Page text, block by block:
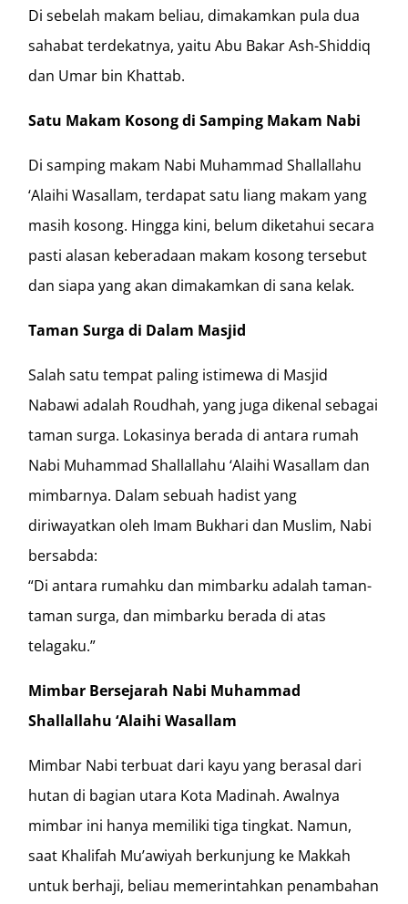
Di sebelah makam beliau, dimakamkan pula dua
sahabat terdekatnya, yaitu Abu Bakar Ash-Shiddiq
dan Umar bin Khattab.
Satu Makam Kosong di Samping Makam Nabi
Di samping makam Nabi Muhammad Shallallahu
‘Alaihi Wasallam, terdapat satu liang makam yang
masih kosong. Hingga kini, belum diketahui secara
pasti alasan keberadaan makam kosong tersebut
dan siapa yang akan dimakamkan di sana kelak.
Taman Surga di Dalam Masjid
Salah satu tempat paling istimewa di Masjid
Nabawi adalah Roudhah, yang juga dikenal sebagai
taman surga. Lokasinya berada di antara rumah
Nabi Muhammad Shallallahu ‘Alaihi Wasallam dan
mimbarnya. Dalam sebuah hadist yang
diriwayatkan oleh Imam Bukhari dan Muslim, Nabi
bersabda:
“Di antara rumahku dan mimbarku adalah taman-
taman surga, dan mimbarku berada di atas
telagaku.”
Mimbar Bersejarah Nabi Muhammad
Shallallahu ‘Alaihi Wasallam
Mimbar Nabi terbuat dari kayu yang berasal dari
hutan di bagian utara Kota Madinah. Awalnya
mimbar ini hanya memiliki tiga tingkat. Namun,
saat Khalifah Mu’awiyah berkunjung ke Makkah
untuk berhaji, beliau memerintahkan penambahan